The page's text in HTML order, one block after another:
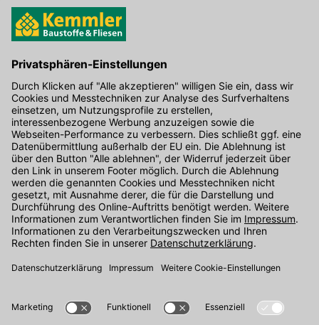
Hier gibt's die kostenlose App
Kontakt
Unser Onlineshop Team ist montags bis freitags von 08:00 - 17:00
Uhr unter der Telefonnummer07071 / 151-151für Sie erreichbar.
Alternativ können Sie unser Kontaktformular nutzen.
Den Kontakt direkt in unsere Niederlassungen finden Sie